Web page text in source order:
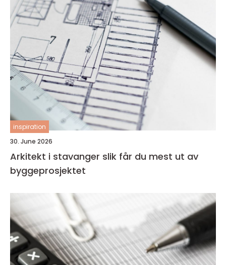
inspiration
30. June 2026
Arkitekt i stavanger slik får du mest ut av
byggeprosjektet